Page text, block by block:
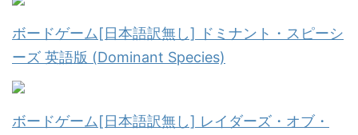
ボードゲーム[日本語訳無し] ドミナント・スピーシ
ーズ 英語版 (Dominant Species)
ボードゲーム[日本語訳無し] レイダーズ・オブ・